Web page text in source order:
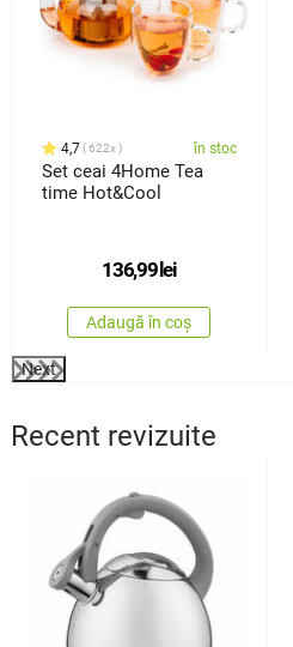
4,7 622x în stoc
Set ceai 4Home Tea
time Hot&Cool
136,99 lei
Adaugă în coș
Next
Recent revizuite